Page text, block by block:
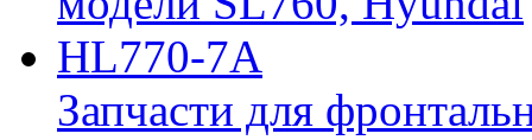
HL770-7A
Запчасти для